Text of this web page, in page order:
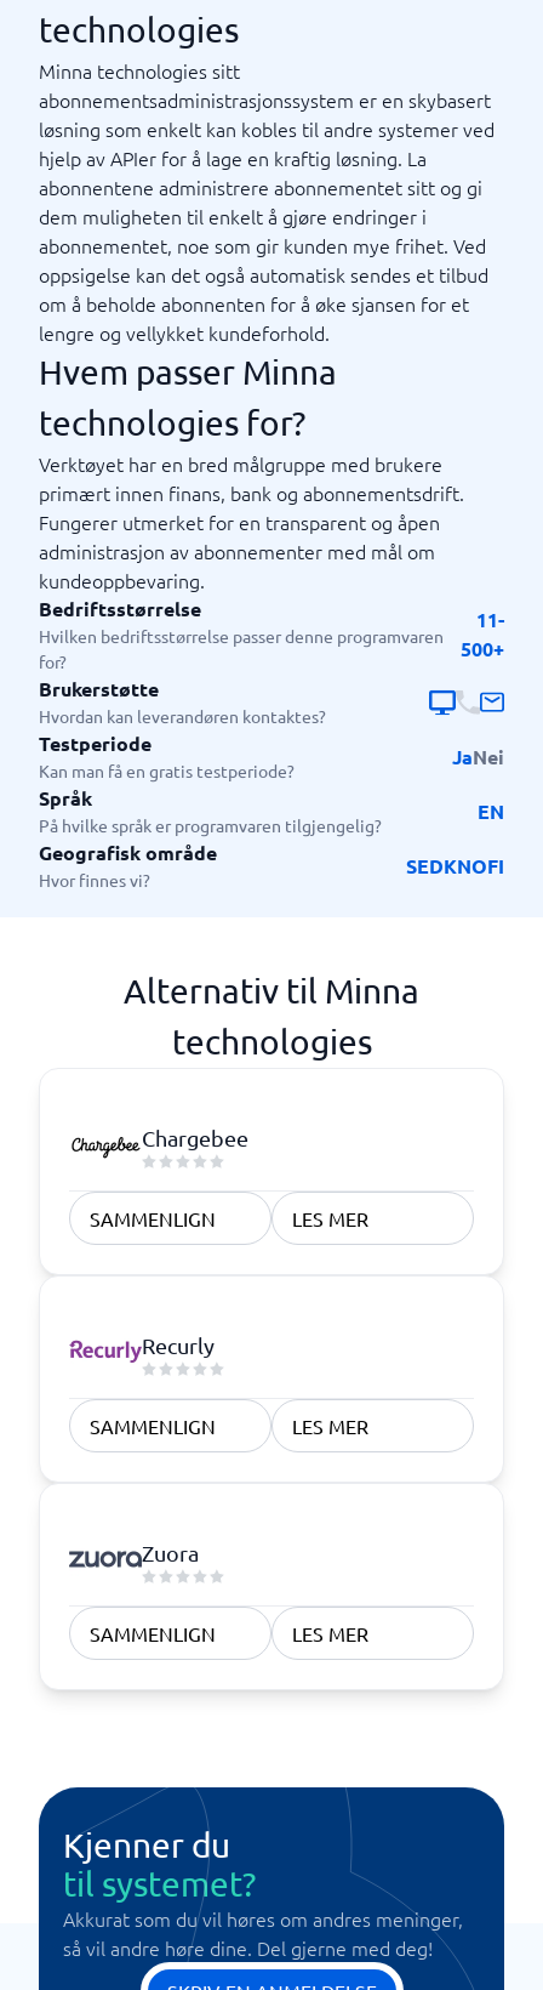
technologies
Minna technologies sitt
abonnementsadministrasjonssystem er en skybasert
løsning som enkelt kan kobles til andre systemer ved
hjelp av APIer for å lage en kraftig løsning. La
abonnentene administrere abonnementet sitt og gi
dem muligheten til enkelt å gjøre endringer i
abonnementet, noe som gir kunden mye frihet. Ved
oppsigelse kan det også automatisk sendes et tilbud
om å beholde abonnenten for å øke sjansen for et
lengre og vellykket kundeforhold.
Hvem passer Minna
technologies for?
Verktøyet har en bred målgruppe med brukere
primært innen finans, bank og abonnementsdrift.
Fungerer utmerket for en transparent og åpen
administrasjon av abonnementer med mål om
kundeoppbevaring.
Bedriftsstørrelse
Hvilken bedriftsstørrelse passer denne programvaren
for?
11-
500+
Brukerstøtte
Hvordan kan leverandøren kontaktes?
Testperiode
Kan man få en gratis testperiode?
JaNei
Språk
På hvilke språk er programvaren tilgjengelig?
EN
Geografisk område
Hvor finnes vi?
SEDKNOFI
Alternativ til Minna
technologies
Chargebee
SAMMENLIGN LES MER
Recurly
SAMMENLIGN LES MER
Zuora
SAMMENLIGN LES MER
Kjenner du
til systemet?
Akkurat som du vil høres om andres meninger,
så vil andre høre dine. Del gjerne med deg!